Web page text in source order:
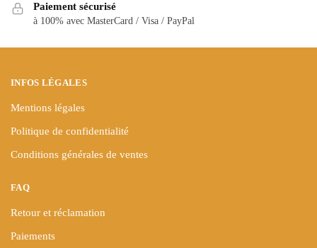
choisiesPaiement sécurisé
à 100% avec MasterCard / Visa / PayPal
INFOS LÉGALES
Mentions légales
Politique de confidentialité
Conditions générales de ventes
FAQ
Retour et réclamation
Paiements